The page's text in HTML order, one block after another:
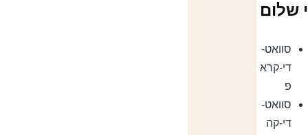
שלום
סוואט-
די-קרא
פ
סוואט-
די-קה